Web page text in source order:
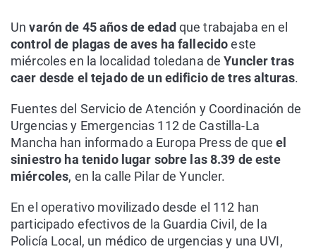
Unvarón de 45 años de edad que trabajaba en el
control de plagas de aves ha fallecidoeste
miércoles en la localidad toledana deYuncler tras
caer desde el tejado de un edificio de tres alturas.
Fuentes del Servicio de Atención y Coordinación de
Urgencias y Emergencias 112 de Castilla-La
Mancha han informado a Europa Press de queel
siniestro ha tenido lugar sobre las 8.39 de este
miércoles, en la calle Pilar de Yuncler.
En el operativo movilizado desde el 112 han
participado efectivos de la Guardia Civil, de la
Policía Local, un médico de urgencias y una UVI,